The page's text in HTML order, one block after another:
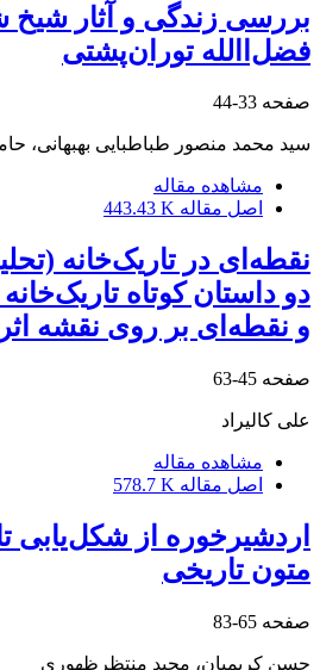
بررسی زندگی و آثار شیخ
فضل‌االله توران‌پشتی
صفحه 33-44
سید محمد منصور طباطبایی بهبهانی،
مشاهده مقاله
اصل مقاله 443.43 K
نقطه‌ای در تاریک‌خانه
دو داستان کوتاه
و نقطه‌ای بر روی نقشه
صفحه 45-63
علی کالیراد
مشاهده مقاله
اصل مقاله 578.7 K
اردشیرخوره از شکل‌یابی
متون تاریخی
صفحه 65-83
حسن کریمیان، مجید منتظرظهوری